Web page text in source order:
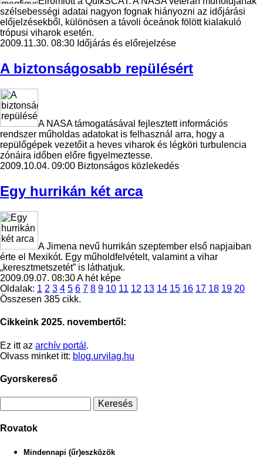
szélsebességi adatai nagyon fognak hiányozni az időjárási
előjelzésekből, különösen a távoli óceánok fölött kialakuló
trópusi viharok esetén.
2009.11.30. 08:30 Időjárás és előrejelzése
A biztonságosabb repülésért
A NASA támogatásával fejlesztett információs
rendszer műholdas adatokat is felhasznál arra, hogy a
repülőgépek vezetőit a heves viharok és légköri turbulencia
zónáira időben előre figyelmeztesse.
2009.10.04. 09:00 Biztonságos közlekedés
Egy hurrikán két arca
A Jimena nevű hurrikán szeptember első napjaiban
érte el Mexikót. Egy műholdfelvételt, valamint a vihar
„keresztmetszetét” is láthatjuk.
2009.09.07. 08:30A hét képe
Oldalak: 1 2 3 4 5 6 7 8 9 10 11 12 13 14 15 16 17 18 19 20
Összesen 385 cikk.
Cikkeink 2025. novembertől:
Ez itt az archív portál .
Olvass minket itt: blog.urvilag.hu
Gyorskereső
Rovatok
Mindennapi (űr)eszközök